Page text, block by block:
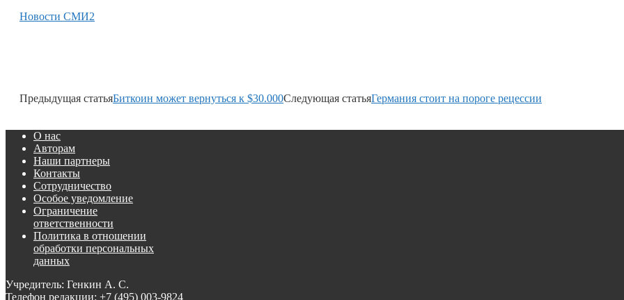
Новости СМИ2
Предыдущая статьяБиткоин может вернуться к $30.000Следующая статьяГермания стоит на пороге рецессии
О нас
Авторам
Наши партнеры
Контакты
Сотрудничество
Особое уведомление
Ограничение
ответственности
Политика в отношении
обработки персональных
данных
Учредитель: Генкин А. С.
Телефон редакции: +7 (495) 003-9824